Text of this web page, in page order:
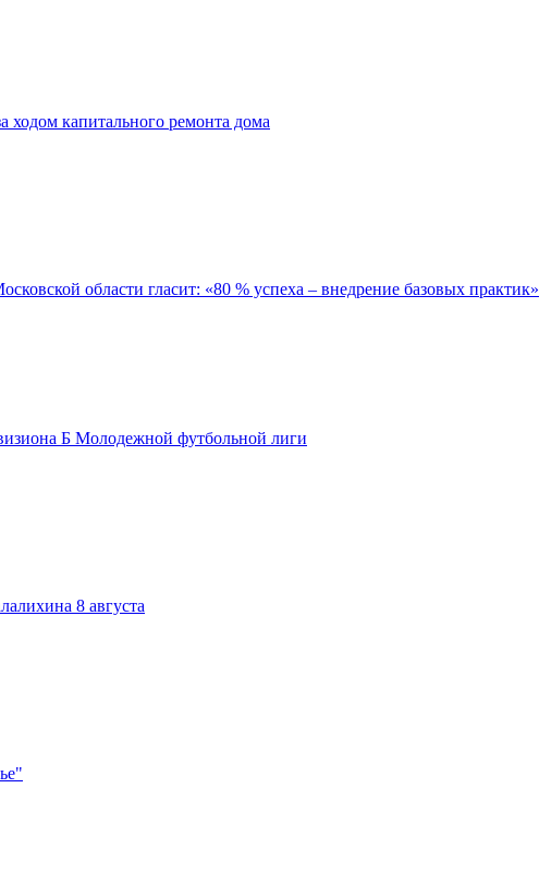
капитального ремонта дома
области гласит: «80 % успеха – внедрение базовых практик»
Б Молодежной футбольной лиги
8 августа